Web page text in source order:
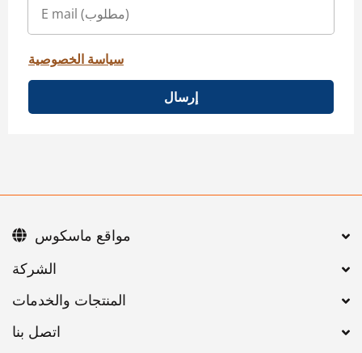
سياسة الخصوصية
إرسال
اتصل بنا
مواقع ماسكوس